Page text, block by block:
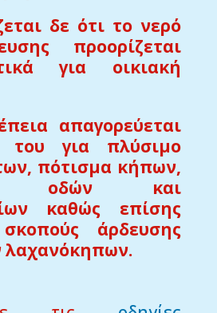
δε ότι το νερό
προορίζεται
για οικιακή
απαγορεύεται
για πλύσιμο
πότισμα κήπων,
οδών και
καθώς επίσης
άρδευσης
λαχανόκηπων.